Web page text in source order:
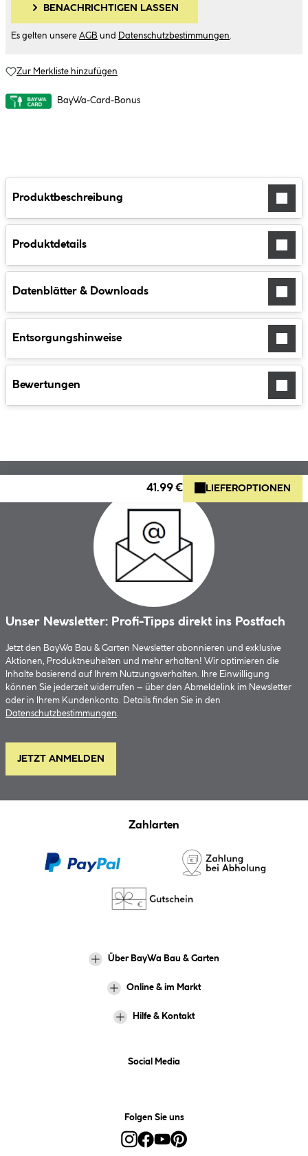
BENACHRICHTIGEN LASSEN
Es gelten unsere AGB und Datenschutzbestimmungen
Zur Merkliste hinzufügen
BayWa-Card-Bonus
Produktbeschreibung
Produktdetails
Datenblätter & Downloads
Entsorgungshinweise
Bewertungen
41.99 € LIEFEROPTIONEN
Unser Newsletter: Profi-Tipps direkt ins Postfach
Jetzt den BayWa Bau & Garten Newsletter abonnieren und exklusive
Aktionen, Produktneuheiten und mehr erhalten! Wir optimieren die
Inhalte basierend auf Ihrem Nutzungsverhalten. Ihre Einwilligung
können Sie jederzeit widerrufen – über den Abmeldelink im Newsletter
oder in Ihrem Kundenkonto. Details finden Sie in den
Datenschutzbestimmungen.
JETZT ANMELDEN
Zahlarten
Über BayWa Bau & Garten
Online & im Markt
Hilfe & Kontakt
Social Media
Folgen Sie uns